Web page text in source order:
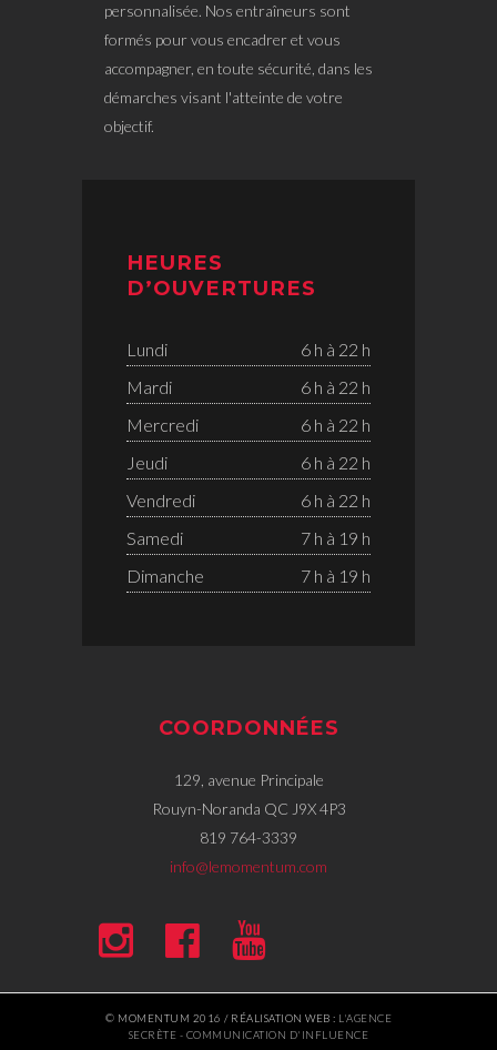
personnalisée. Nos entraîneurs sont
formés pour vous encadrer et vous
accompagner, en toute sécurité, dans les
démarches visant l'atteinte de votre
objectif.
HEURES
D’OUVERTURES
Lundi
6 h à 22 h
Mardi
6 h à 22 h
Mercredi
6 h à 22 h
Jeudi
6 h à 22 h
Vendredi
6 h à 22 h
Samedi
7 h à 19 h
Dimanche
7 h à 19 h
COORDONNÉES
129, avenue Principale
Rouyn-Noranda QC J9X 4P3
819 764-3339
info@lemomentum.com
© MOMENTUM 2016 / RÉALISATION WEB : L'AGENCE
SECRÈTE - COMMUNICATION D'INFLUENCE